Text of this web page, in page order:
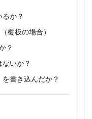
か？
棚板の場合）
？
いか？
書き込んだか？